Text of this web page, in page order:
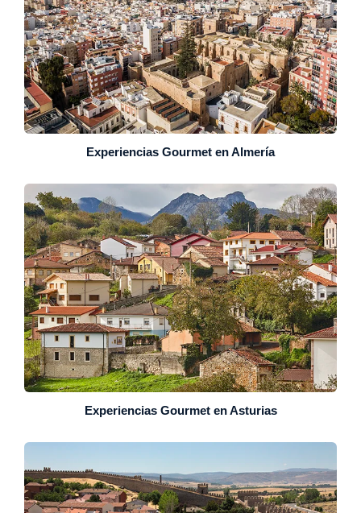
Experiencias Gourmet en Almería
Experiencias Gourmet en Asturias